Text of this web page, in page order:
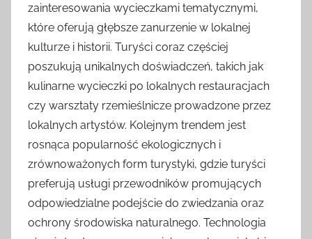
zainteresowania wycieczkami tematycznymi,
które oferują głębsze zanurzenie w lokalnej
kulturze i historii. Turyści coraz częściej
poszukują unikalnych doświadczeń, takich jak
kulinarne wycieczki po lokalnych restauracjach
czy warsztaty rzemieślnicze prowadzone przez
lokalnych artystów. Kolejnym trendem jest
rosnąca popularność ekologicznych i
zrównoważonych form turystyki, gdzie turyści
preferują usługi przewodników promujących
odpowiedzialne podejście do zwiedzania oraz
ochrony środowiska naturalnego. Technologia